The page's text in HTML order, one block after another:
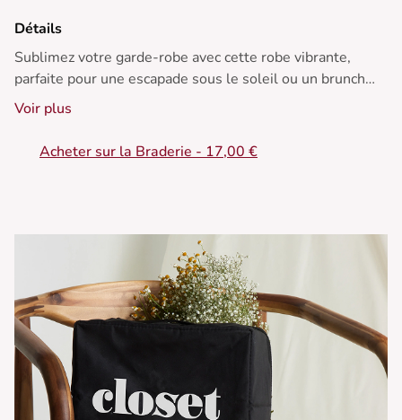
Détails
Sublimez votre garde-robe avec cette robe vibrante,
parfaite pour une escapade sous le soleil ou un brunch
dominical. Associez-la à des sandales compensées pour
une allure chic et décontractée.
• Robe en viscose
• Imprimé abstrait
Voir plus
Acheter sur la Braderie - 17,00 €